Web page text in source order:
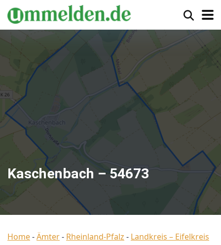
Kaschenbach – 54673
Home-Ämter- Rheinland-Pfalz - Landkreis – Eifelkreis